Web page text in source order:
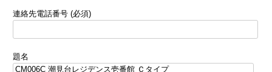
連絡先電話番号 (必須)
題名